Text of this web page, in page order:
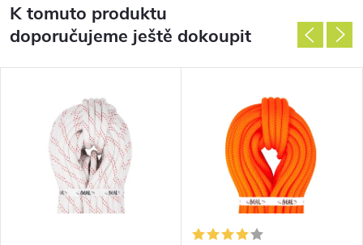
K tomuto produktu
doporučujeme ještě dokoupit